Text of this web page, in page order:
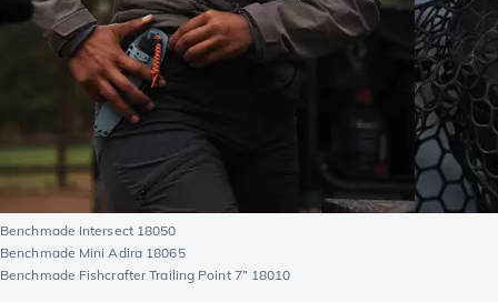
Benchmade Intersect 18050
Benchmade Mini Adira 18065
Benchmade Fishcrafter Trailing Point 7” 18010